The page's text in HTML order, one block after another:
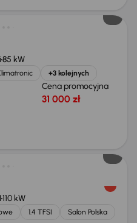
85 kW
+3 kolejnych
Cena promocyjna
31 000 zł
110 kW
1.4 TFSI
Salon Polska